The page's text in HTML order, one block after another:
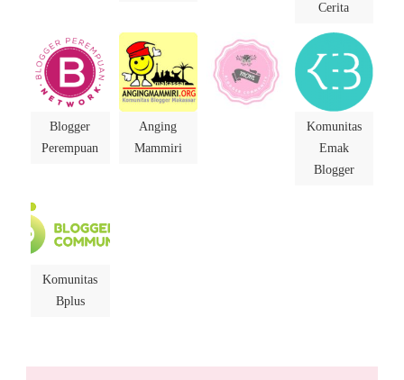
Cerita
Blogger
Perempuan
Anging
Mammiri
Komunitas
Emak
Blogger
Komunitas
Bplus